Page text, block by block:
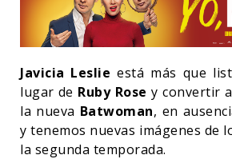
Javicia Leslieestá más que
lugar de Ruby Rose y convertir a
la nueva Batwoman, en
y tenemos nuevas imágenes de
la segunda temporada.